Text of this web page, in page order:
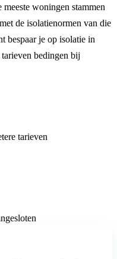
woningen stammen
de isolatienormen van die
bespaar je op isolatie in
bedingen bij
tarieven